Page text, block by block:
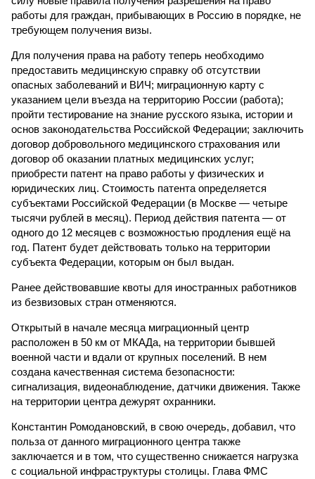
работы для граждан, прибывающих в Россию в порядке, не
требующем получения визы.
Для получения права на работу теперь необходимо
предоставить медицинскую справку об отсутствии
опасных заболеваний и ВИЧ; миграционную карту с
указанием цели въезда на территорию России (работа);
пройти тестирование на знание русского языка, истории и
основ законодательства Российской Федерации; заключить
договор добровольного медицинского страхования или
договор об оказании платных медицинских услуг;
приобрести патент на право работы у физических и
юридических лиц. Стоимость патента определяется
субъектами Российской Федерации (в Москве — четыре
тысячи рублей в месяц). Период действия патента — от
одного до 12 месяцев с возможностью продления ещё на
год. Патент будет действовать только на территории
субъекта Федерации, которым он был выдан.
Ранее действовавшие квоты для иностранных работников
из безвизовых стран отменяются.
Открытый в начале месяца миграционный центр
расположен в 50 км от МКАДа, на территории бывшей
военной части и вдали от крупных поселений. В нем
создана качественная система безопасности:
сигнализация, видеонаблюдение, датчики движения. Также
на территории центра дежурят охранники.
Константин Ромодановский, в свою очередь, добавил, что
польза от данного миграционного центра также
заключается и в том, что существенно снижается нагрузка
с социальной инфраструктуры столицы. Глава ФМС